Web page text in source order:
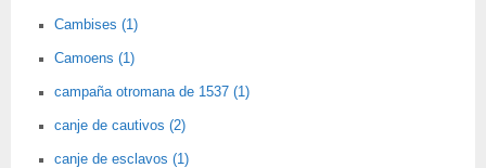
Cambises (1)
Camoens (1)
campaña otromana de 1537 (1)
canje de cautivos (2)
canje de esclavos (1)